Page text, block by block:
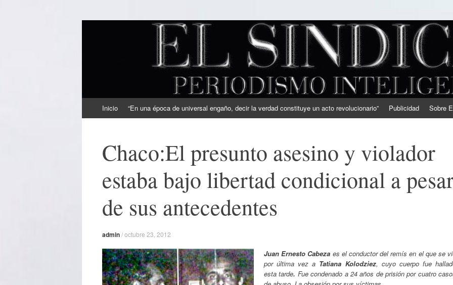
EL SINDICAL
Periodismo Inteligente
al
Inicio “En una época de universal engaño, decir la verdad constituye un acto revolucionario” Publicidad Sobre
Chaco:El presunto asesino y violador
estaba bajo libertad condicional a
de sus antecedentes
admin/octubre 23, 2012
Juan Ernesto Cabeza es el conductor del remís en el que se
por última vez a Tatiana Kolodziez, cuyo cuerpo fue
esta tarde. Fue condenado a 24 años de prisión por cuatro